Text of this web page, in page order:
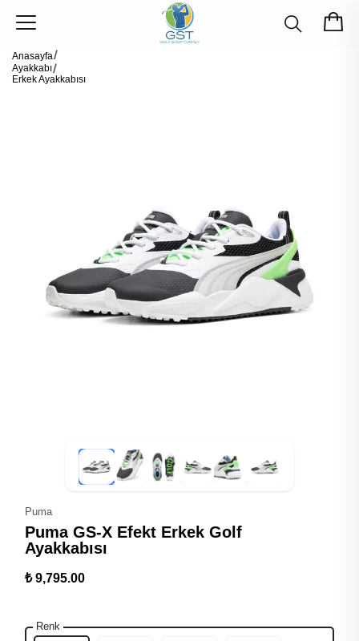
Anasayfa
Ayakkabı
Erkek Ayakkabısı
Puma
Puma GS-X Efekt Erkek Golf
Ayakkabısı
₺ 9,795.00
Renk